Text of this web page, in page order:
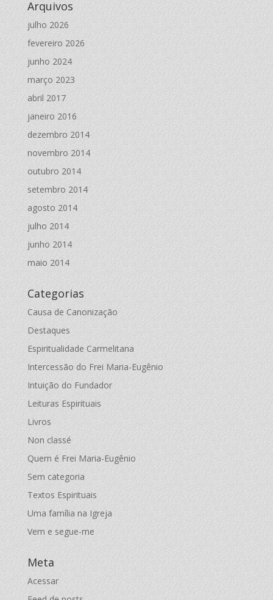
Arquivos
julho 2026
fevereiro 2026
junho 2024
março 2023
abril 2017
janeiro 2016
dezembro 2014
novembro 2014
outubro 2014
setembro 2014
agosto 2014
julho 2014
junho 2014
maio 2014
Categorias
Causa de Canonização
Destaques
Espiritualidade Carmelitana
Intercessão do Frei Maria-Eugênio
Intuição do Fundador
Leituras Espirituais
Livros
Non classé
Quem é Frei Maria-Eugênio
Sem categoria
Textos Espirituais
Uma família na Igreja
Vem e segue-me
Meta
Acessar